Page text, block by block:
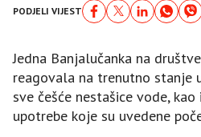
PODJELI VIJEST
Jedna Banjalučanka na
reagovala na trenutno stanje
sve češće nestašice vode, kao
upotrebe koje su uvedene